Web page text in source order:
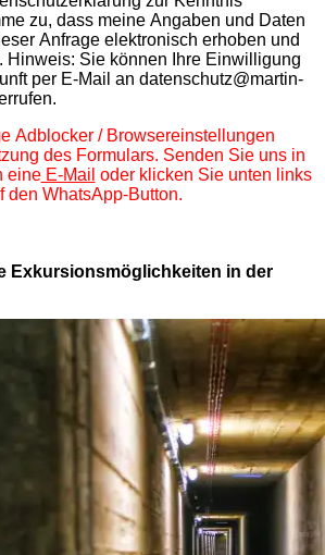
zu, dass meine Angaben und Daten
Anfrage elektronisch erhoben und
Hinweis: Sie können Ihre Einwilligung
per E-Mail an datenschutz@martin-
Adblocker / Browsereinstellungen
des Formulars. Senden Sie uns in
eineE-Mail oder klicken Sie unten links
den WhatsApp-Button.
Exkursionsmöglichkeiten in der